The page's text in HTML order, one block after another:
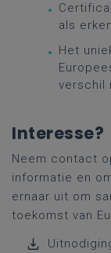
als
Het
verschil
Interesse?
Neem contact
informatie en
ernaar uit om
toekomst van